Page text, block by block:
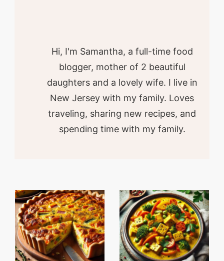
Hi, I'm Samantha, a full-time food
blogger, mother of 2 beautiful
daughters and a lovely wife. I live in
New Jersey with my family. Loves
traveling, sharing new recipes, and
spending time with my family.